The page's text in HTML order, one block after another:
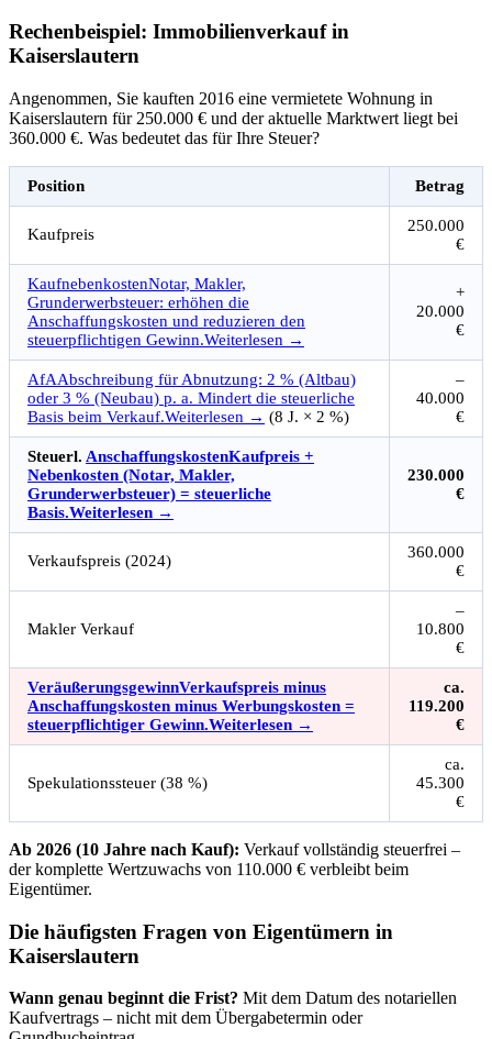
Rechenbeispiel: Immobilienverkauf in
Kaiserslautern
Angenommen, Sie kauften 2016 eine vermietete Wohnung in
Kaiserslautern für 250.000 € und der aktuelle Marktwert liegt bei
360.000 €. Was bedeutet das für Ihre Steuer?
Position Betrag
Kaufpreis
250.000
€
KaufnebenkostenNotar, Makler,
Grunderwerbsteuer: erhöhen die
Anschaffungskosten und reduzieren den
steuerpflichtigen Gewinn.Weiterlesen →
+
20.000
€
AfAAbschreibung für Abnutzung: 2 % (Altbau)
oder 3 % (Neubau) p. a. Mindert die steuerliche
Basis beim Verkauf.Weiterlesen → (8 J. × 2 %)
–
40.000
€
Steuerl. AnschaffungskostenKaufpreis +
Nebenkosten (Notar, Makler,
Grunderwerbsteuer) = steuerliche
Basis.Weiterlesen →
230.000
€
Verkaufspreis (2024)
360.000
€
Makler Verkauf
–
10.800
€
VeräußerungsgewinnVerkaufspreis minus
Anschaffungskosten minus Werbungskosten =
steuerpflichtiger Gewinn.Weiterlesen →
ca.
119.200
€
Spekulationssteuer (38 %)
ca.
45.300
€
Ab 2026 (10 Jahre nach Kauf): Verkauf vollständig steuerfrei –
der komplette Wertzuwachs von 110.000 € verbleibt beim
Eigentümer.
Die häufigsten Fragen von Eigentümern in
Kaiserslautern
Wann genau beginnt die Frist? Mit dem Datum des notariellen
Kaufvertrags – nicht mit dem Übergabetermin oder